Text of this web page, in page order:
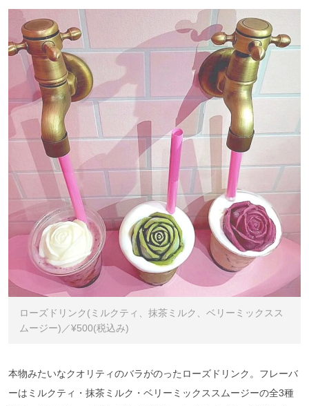
ローズドリンク(ミルクティ、抹茶ミルク、ベリーミックスス
ムージー)／¥500(税込み)
本物みたいなクオリティのバラがのったローズドリンク。フレーバ
ーはミルクティ・抹茶ミルク・ベリーミックススムージーの全3種